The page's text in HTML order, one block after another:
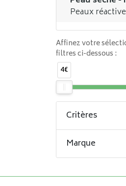
Peaux
Affinez votre
filtres ci-dessous :
4€
Critères
Marque